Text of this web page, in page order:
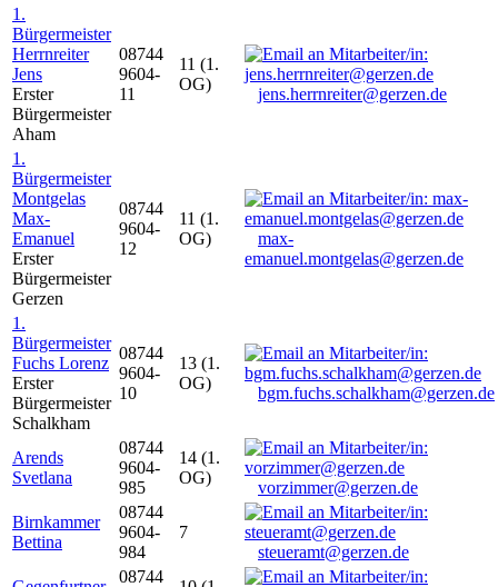
1.
Bürgermeister
Herrnreiter
Jens
Erster
Bürgermeister
Aham
08744
9604-
11
11 (1.
OG)
jens.herrnreiter@gerzen.de
1.
Bürgermeister
Montgelas
Max-
Emanuel
Erster
Bürgermeister
Gerzen
08744
9604-
12
11 (1.
OG)
max-
emanuel.montgelas@gerzen.de
1.
Bürgermeister
Fuchs Lorenz
Erster
Bürgermeister
Schalkham
08744
9604-
10
13 (1.
OG)
bgm.fuchs.schalkham@gerzen.de
Arends
Svetlana
08744
9604-
985
14 (1.
OG)
vorzimmer@gerzen.de
Birnkammer
Bettina
08744
9604-
984
7
steueramt@gerzen.de
08744